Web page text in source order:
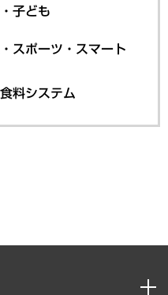
子ども
スポーツ・スマート
料システム